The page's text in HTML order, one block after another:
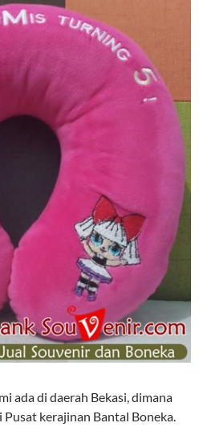
ada di daerah Bekasi, dimana
kerajinan Bantal Boneka.